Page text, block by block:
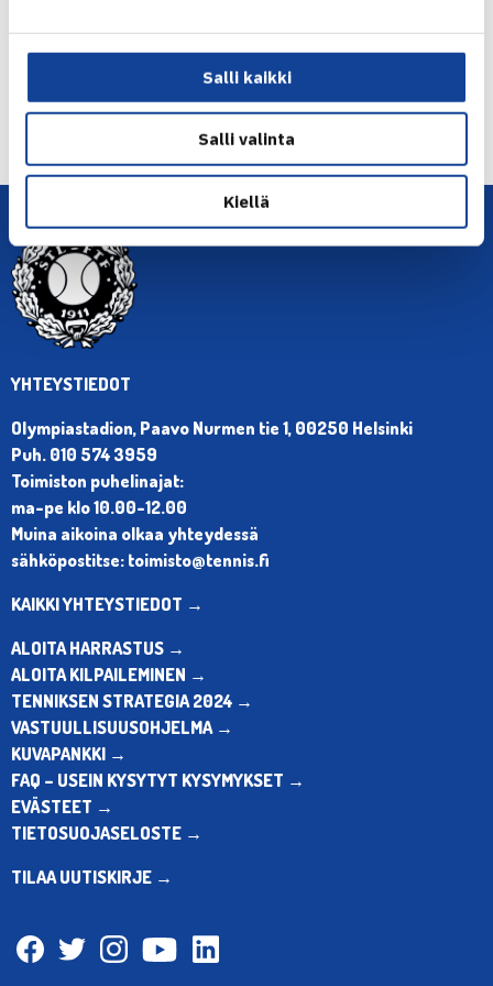
Salli kaikki
Salli valinta
Kiellä
Seuraava uutinen: Hyötylle tappio
Helsingborgissa… →
YHTEYSTIEDOT
Olympiastadion, Paavo Nurmen tie 1, 00250 Helsinki
Puh. 010 574 3959
Toimiston puhelinajat:
ma-pe klo 10.00-12.00
Muina aikoina olkaa yhteydessä
sähköpostitse: toimisto@tennis.fi
KAIKKI YHTEYSTIEDOT →
ALOITA HARRASTUS →
ALOITA KILPAILEMINEN →
TENNIKSEN STRATEGIA 2024 →
VASTUULLISUUSOHJELMA →
KUVAPANKKI →
FAQ – USEIN KYSYTYT KYSYMYKSET →
EVÄSTEET →
TIETOSUOJASELOSTE →
TILAA UUTISKIRJE →